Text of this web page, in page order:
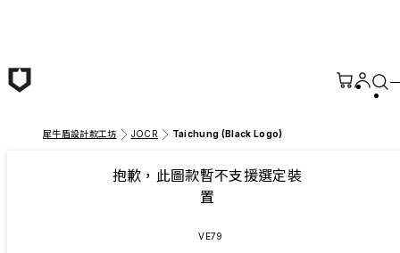
犀牛盾設計款工坊 JOCR Taichung (Black Logo)
抱歉，此圖款暫不支援選定裝
置
VE79